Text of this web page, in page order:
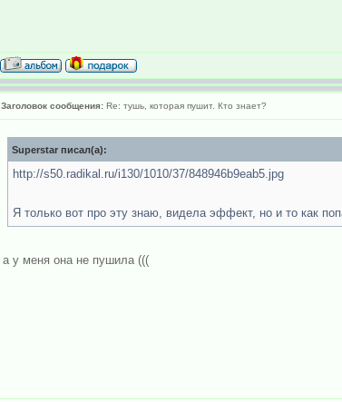
Заголовок сообщения: Re: тушь, которая пушит. Кто знает?
Superstar писал(а):
http://s50.radikal.ru/i130/1010/37/848946b9eab5.jpg
Я только вот про эту знаю, видела эффект, но и то как
а у меня она не пушила (((